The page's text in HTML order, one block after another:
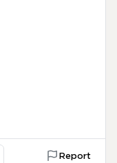
Report